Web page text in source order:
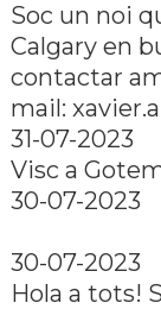
Soc un noi
Calgary en
contactar
mail:
31-07-2023
Visc a
30-07-2023
30-07-2023
Hola a tots!